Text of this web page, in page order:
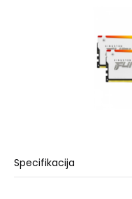
Specifikacija